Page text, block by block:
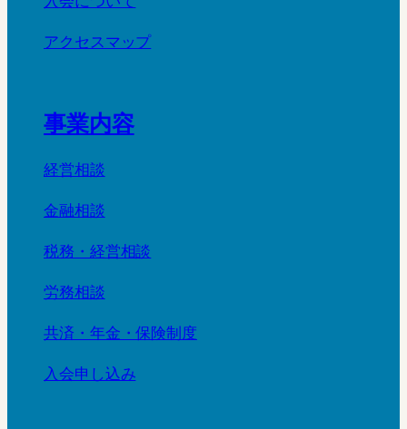
アクセスマップ
事業内容
経営相談
金融相談
税務・経営相談
労務相談
共済・年金・保険制度
入会申し込み